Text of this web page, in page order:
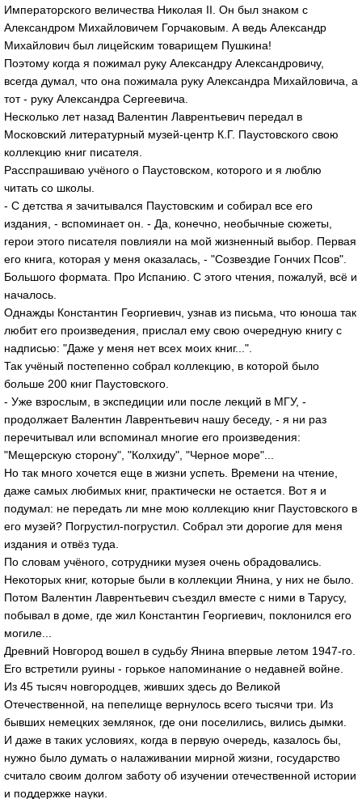
Императорского величества Николая II. Он был знаком с
Александром Михайловичем Горчаковым. А ведь Александр
Михайлович был лицейским товарищем Пушкина!
Поэтому когда я пожимал руку Александру Александровичу,
всегда думал, что она пожимала руку Александра Михайловича, а
тот - руку Александра Сергеевича.
Несколько лет назад Валентин Лаврентьевич передал в
Московский литературный музей-центр К.Г. Паустовского свою
коллекцию книг писателя.
Расспрашиваю учёного о Паустовском, которого и я люблю
читать со школы.
- С детства я зачитывался Паустовским и собирал все его
издания, - вспоминает он. - Да, конечно, необычные сюжеты,
герои этого писателя повлияли на мой жизненный выбор. Первая
его книга, которая у меня оказалась, - "Созвездие Гончих Псов".
Большого формата. Про Испанию. С этого чтения, пожалуй, всё и
началось.
Однажды Константин Георгиевич, узнав из письма, что юноша так
любит его произведения, прислал ему свою очередную книгу с
надписью: "Даже у меня нет всех моих книг...".
Так учёный постепенно собрал коллекцию, в которой было
больше 200 книг Паустовского.
- Уже взрослым, в экспедиции или после лекций в МГУ, -
продолжает Валентин Лаврентьевич нашу беседу, - я ни раз
перечитывал или вспоминал многие его произведения:
"Мещерскую сторону", "Колхиду", "Черное море"...
Но так много хочется еще в жизни успеть. Времени на чтение,
даже самых любимых книг, практически не остается. Вот я и
подумал: не передать ли мне мою коллекцию книг Паустовского в
его музей? Погрустил-погрустил. Собрал эти дорогие для меня
издания и отвёз туда.
По словам учёного, сотрудники музея очень обрадовались.
Некоторых книг, которые были в коллекции Янина, у них не было.
Потом Валентин Лаврентьевич съездил вместе с ними в Тарусу,
побывал в доме, где жил Константин Георгиевич, поклонился его
могиле...
Древний Новгород вошел в судьбу Янина впервые летом 1947-го.
Его встретили руины - горькое напоминание о недавней войне.
Из 45 тысяч новгородцев, живших здесь до Великой
Отечественной, на пепелище вернулось всего тысячи три. Из
бывших немецких землянок, где они поселились, вились дымки.
И даже в таких условиях, когда в первую очередь, казалось бы,
нужно было думать о налаживании мирной жизни, государство
считало своим долгом заботу об изучении отечественной истории
и поддержке науки.